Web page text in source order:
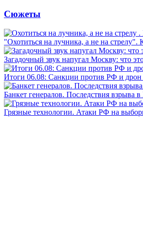
Сюжеты
"Охотиться на лучника, а не на стрелу".
Загадочный звук напугал Москву: что
Итоги 06.08: Санкции против РФ и
Банкет генералов. Последствия взрыва
Грязные технологии. Атаки РФ на